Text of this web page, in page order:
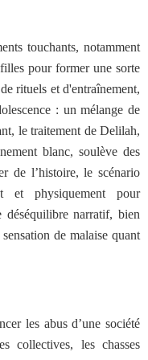
touchants, notamment
pour former une sorte
rituels et d'entraînement,
: un mélange de
le traitement de Delilah,
blanc, soulève des
de l’histoire, le scénario
et physiquement pour
déséquilibre narratif, bien
de malaise quant
les abus d’une société
collectives, les chasses